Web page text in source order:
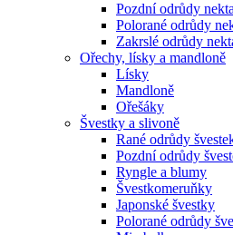
Pozdní odrůdy
Polorané odrůdy
Zakrslé odrůdy
Ořechy, lísky a mandloně
Lísky
Mandloně
Ořešáky
Švestky a slivoně
Rané odrůdy
Pozdní odrůdy
Ryngle a blumy
Švestkomeruňky
Japonské švestky
Polorané odrůdy